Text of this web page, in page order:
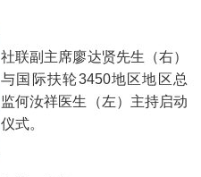
社联副主席廖达贤先生（右）
与国际扶轮3450地区地区总
监何汝祥医生（左）主持启动
仪式。